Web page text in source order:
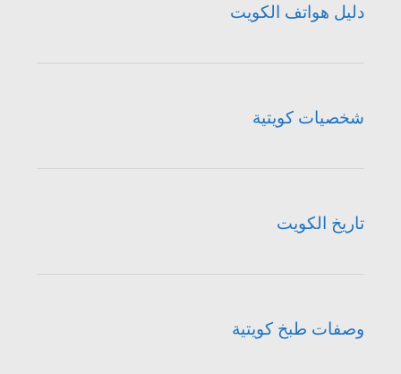
دليل هواتف الكويت
شخصيات كويتية
تاريخ الكويت
وصفات طبخ كويتية